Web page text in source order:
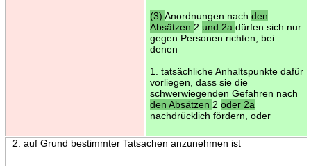
(3) Anordnungen nach den
Absätzen 2 und 2a dürfen sich nur
gegen Personen richten, bei
denen
1. tatsächliche Anhaltspunkte dafür
vorliegen, dass sie die
schwerwiegenden Gefahren nach
den Absätzen 2 oder 2a
nachdrücklich fördern, oder
2. auf Grund bestimmter Tatsachen anzunehmen ist